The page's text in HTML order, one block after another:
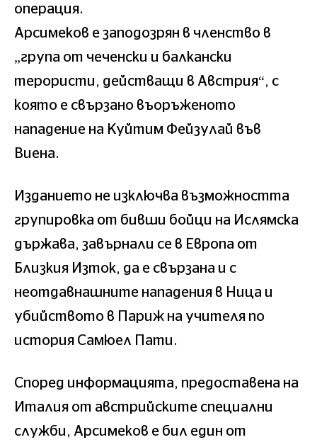
операция.
Арсимеков е заподозрян в членство в
„група от чеченски и балкански
терористи, действащи в Австрия“, с
която е свързано въоръженото
нападение на Куйтим Фейзулай във
Виена.
Изданието не изключва възможността
групировка от бивши бойци на Ислямска
държава, завърнали се в Европа от
Близкия Изток, да е свързана и с
неотдавнашните нападения в Ница и
убийството в Париж на учителя по
история Самюел Пати.
Според информацията, предоставена на
Италия от австрийските специални
служби, Арсимеков е бил един от